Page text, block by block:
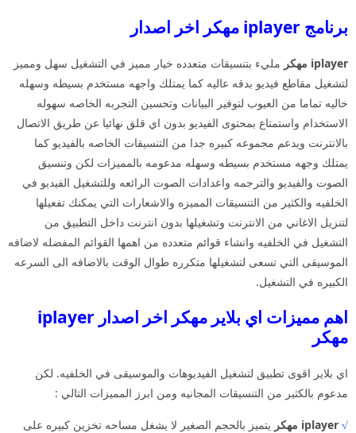
برنامج iplayer مهكر اخر اصدار
iplayer مهكر
مليء بتنسيقات متعدده خيار مميز في التشغيل سهل ومميز
لتشغيل مقاطع فيديو بدقه عاليه كما يمتلك واجهه مستخدم بسيطه وسهله
خاليه تماما من العيوب لتوفير البيانات وتحسين التجربه الخاصه سهوله
الاستخدام واستمتاع بمحتوى الفيديو بدون اي قلق نهائيا عن طريق الاتصال
بالانترنت ويدعم مجموعه كبيره جدا من التنسيقات الخاصه بالفيديو كما
يمتلك وجهه مستخدم بسيطه وسهله مدعومه بالمميزات لكن وتنسيق
الصوت والفيديو والترجمه واعدادات الصوت الرائعه وللتشغيل الفيديو في
الخلفيه والكثير من التنسيقات المميزه والاشعارات التي يمكنك تفعيلها
لتنزيل الاغاني من الانترنت وتشغيلها بدون انترنت داخل التطبيق من
التشغيل في الخلفيه وانشاء قوائم متعدده من اهمها القوائم المفضله لاضافه
الموسيقى التي تسعى لتشغيلها متكرره طوال الوقت بالاضافه الى السرعه
الكبيره في التشغيل.
اهم مميزات اي بلاير مهكر اخر اصدار iplayer
مهكر
اي بلاير اقوى تطبيق لتشغيل الفيديوهات والموسيقى في الخلفيه. لكن
مدعوم بالكثير من التنسيقات المجانيه ومن ابرز المميزات التالي :
√ iplayer مهكر
يتميز بالحجم الصغير لا يشغل مساحه تخزين كبيره على